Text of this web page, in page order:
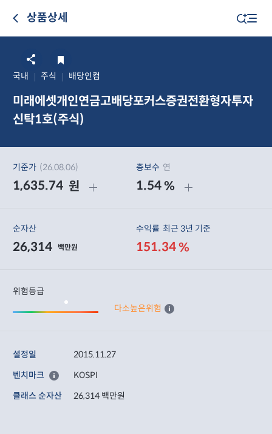
상품상세
국내 주식 배당인컴
미래에셋개인연금고배당포커스증권전환형자투자
신탁1호(주식)
기준가 (26.08.06)
1,635.74 원
총보수 연
1.54%
순자산
26,314 백만원
수익률 최근 3년 기준
151.34%
위험등급
다소높은위험
설정일
2015.11.27
벤치마크
KOSPI
클래스 순자산
26,314 백만원